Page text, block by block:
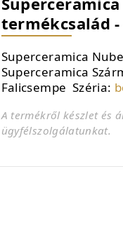
termékcsalád
Superceramica
Superceramica
Falicsempe Széria:
A termékről készlet és
ügyfélszolgálatunkat.